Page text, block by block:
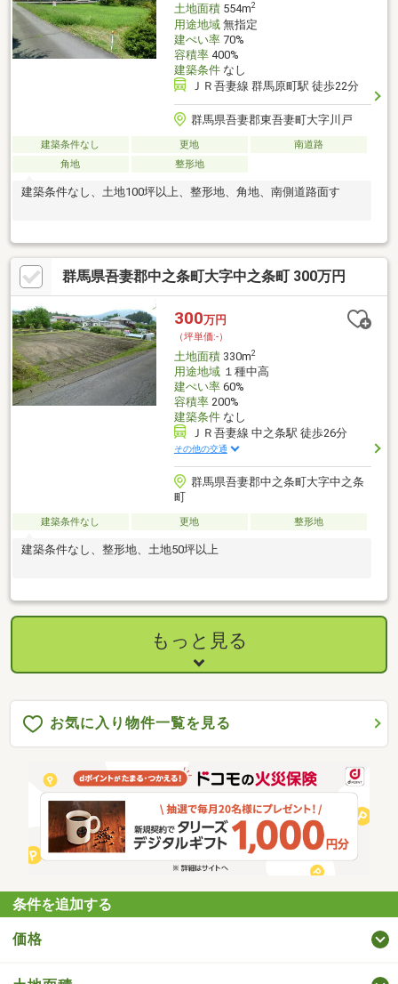
土地面積554m2
用途地域無指定
建ぺい率70%
容積率400%
建築条件なし
ＪＲ吾妻線 群馬原町駅 徒歩22分
群馬県吾妻郡東吾妻町大字川戸
建築条件なし 更地
南道路
角地
整形地
建築条件なし、土地100坪以上、整形地、角地、南側道路面す
群馬県吾妻郡中之条町大字中之条町 300万円
300万円
（坪単価:-）
土地面積330m2
用途地域１種中高
建ぺい率60%
容積率200%
建築条件なし
ＪＲ吾妻線 中之条駅 徒歩26分
その他の交通
群馬県吾妻郡中之条町大字中之条
町
建築条件なし 更地 整形地
建築条件なし、整形地、土地50坪以上
もっと見る
お気に入り物件一覧を見る
条件を追加する
価格